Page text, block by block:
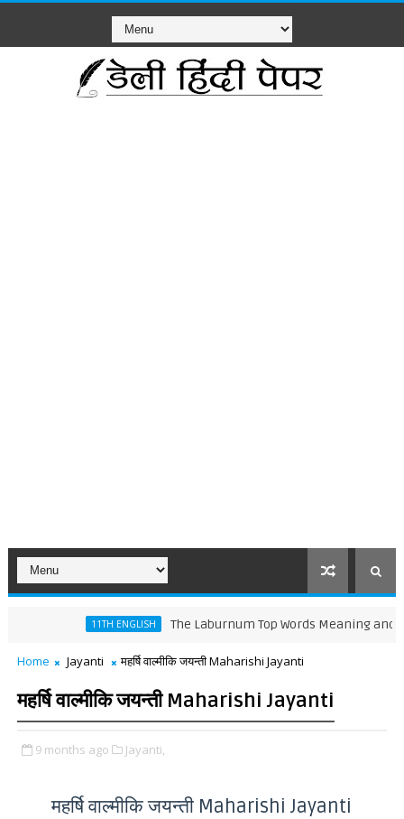
11TH ENGLISH The Laburnum Top Words Meaning and Line by
Home Jayanti महर्षि वाल्मीकि जयन्ती Maharishi Jayanti
महर्षि वाल्मीकि जयन्ती Maharishi Jayanti
9 months ago Jayanti,
महर्षि वाल्मीकि जयन्ती Maharishi Jayanti